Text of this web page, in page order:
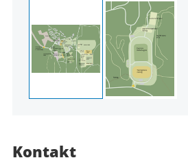
Kontakt